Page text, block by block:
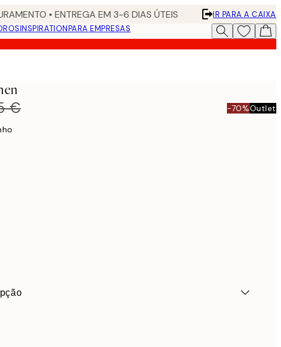
• ENTREGA EM 3-6 DIAS ÚTEIS
IR PARA A CAIXA
INSPIRATIONPARA EMPRESAS
€ -70%Outlet